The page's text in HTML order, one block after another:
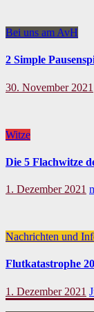
Bei uns am AvH
2 Simple
30. November 2021
Witze
Die 5 Flachwitze
1. Dezember 2021
Nachrichten und
Flutkatastrophe
1. Dezember 2021